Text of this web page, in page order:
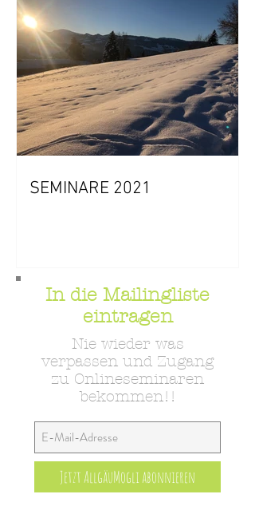
SEMINARE 2021
In die Mailingliste
eintragen
Nie wieder was
verpassen und Zugang
zu Onlineseminaren
bekommen!!
Jetzt AllgäuMogli abonnieren